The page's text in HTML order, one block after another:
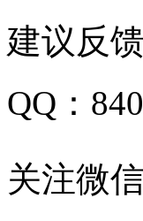
建议反馈
QQ：
关注微